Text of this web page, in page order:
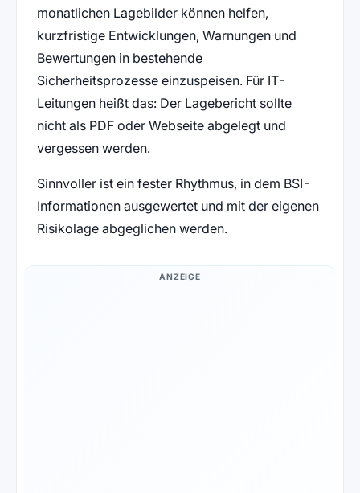
monatlichen Lagebilder können helfen,
kurzfristige Entwicklungen, Warnungen und
Bewertungen in bestehende
Sicherheitsprozesse einzuspeisen. Für IT-
Leitungen heißt das: Der Lagebericht sollte
nicht als PDF oder Webseite abgelegt und
vergessen werden.
Sinnvoller ist ein fester Rhythmus, in dem BSI-
Informationen ausgewertet und mit der eigenen
Risikolage abgeglichen werden.
ANZEIGE